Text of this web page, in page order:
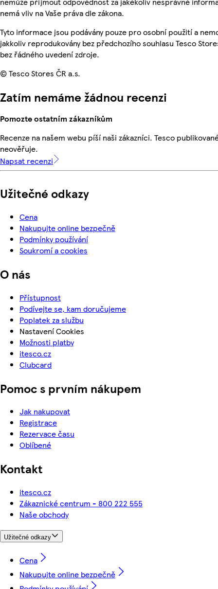
nemá vliv na Vaše práva dle zákona.
Tyto informace jsou podávány pouze pro osobní použití a
jakkoliv reprodukovány bez předchozího souhlasu Tesco
bez řádného uvedení zdroje.
© Tesco Stores ČR a.s.
Zatím nemáme žádnou recenzi
Pomozte ostatním zákazníkům
Recenze na našem webu píší naši zákazníci. Tesco
neověřuje.
Napsat recenzi
Užitečné odkazy
Cena
Nakupujte online bezpečně
Podmínky používání
Soukromí a cookies
O nás
Přístupnost
Podívejte se, kam doručujeme
Poplatek za službu
Nastavení Cookies
Možnosti platby
itesco.cz
Clubcard
Pomoc s prvním nákupem
Jak nakupovat
Registrace
Rezervace času
Oblíbené
Kontakt
itesco.cz
Zákaznické centrum - 800 222 555
Naše obchody
Užitečné odkazy
Cena
Nakupujte online bezpečně